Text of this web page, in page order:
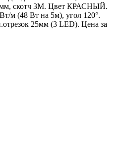
скотч 3М. Цвет КРАСНЫЙ.
м (48 Вт на 5м), угол 120°.
25мм (3 LED). Цена за